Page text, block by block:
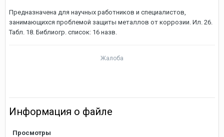
Предназначена для научных работников и специалистов,
занимающихся проблемой защиты металлов от коррозии. Ил. 26.
Табл. 18. Библиогр. список: 16 назв.
Жалоба
Информация о файле
Просмотры